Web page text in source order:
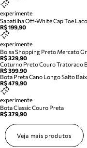
experimente
Sapatilha Off-White Cap Toe Laco
R$ 199,90
experimente
Bolsa Shopping Preto Mercato
R$ 329,90
Coturno Preto Couro Tratorado
R$ 399,90
Bota Preta Cano Longo Salto
R$ 479,90
experimente
Bota Classic Couro Preta
R$ 379,90
Veja mais produtos